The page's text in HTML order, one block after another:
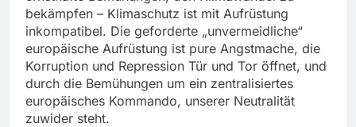
bekämpfen – Klimaschutz ist mit Aufrüstung
inkompatibel. Die geforderte „unvermeidliche“
europäische Aufrüstung ist pure Angstmache, die
Korruption und Repression Tür und Tor öffnet, und
durch die Bemühungen um ein zentralisiertes
europäisches Kommando, unserer Neutralität
zuwider steht.